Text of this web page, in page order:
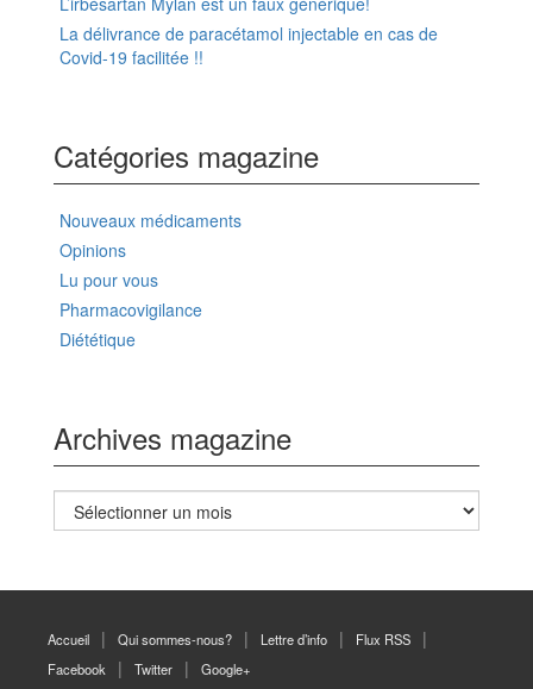
La délivrance de paracétamol injectable en cas de
Covid-19 facilitée !!
Catégories magazine
Nouveaux médicaments
Opinions
Lu pour vous
Pharmacovigilance
Diététique
Archives magazine
Archives
magazine
Accueil Qui sommes-nous? Lettre d’info
Flux RSS
Facebook
Twitter Google+